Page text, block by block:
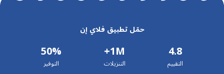
حمّل تطبيق فلاي إن
4.8
التقييم
1M+
التنزيلات
50%
التوفير